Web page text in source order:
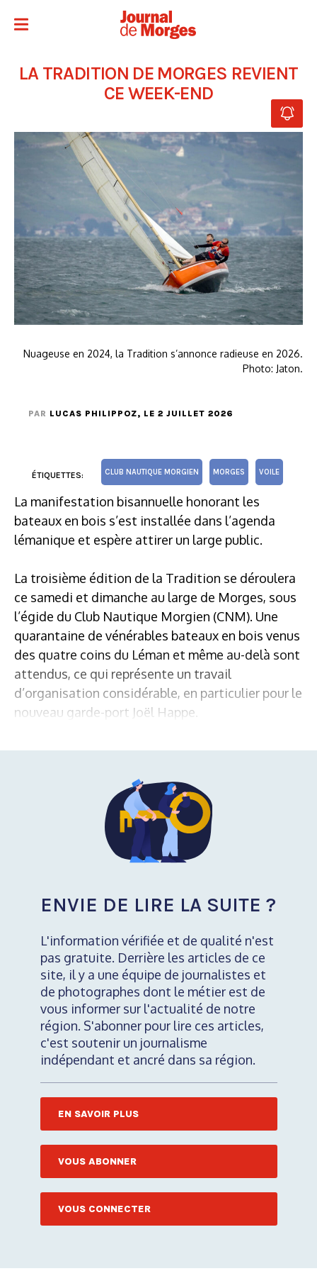
LA TRADITION DE MORGES REVIENT
CE WEEK-END
Nuageuse en 2024, la Tradition s’annonce radieuse en 2026.
Photo: Jaton.
PAR LUCAS PHILIPPOZ, LE 2 JUILLET 2026
ÉTIQUETTES: CLUB NAUTIQUE MORGIEN MORGES VOILE
La manifestation bisannuelle honorant les
bateaux en bois s’est installée dans l’agenda
lémanique et espère attirer un large public.
La troisième édition de la Tradition se déroulera
ce samedi et dimanche au large de Morges, sous
l’égide du Club Nautique Morgien (CNM). Une
quarantaine de vénérables bateaux en bois venus
des quatre coins du Léman et même au-delà sont
attendus, ce qui représente un travail
d’organisation considérable, en particulier pour le
nouveau garde-port Joël Happe.
ENVIE DE LIRE LA SUITE ?
L'information vérifiée et de qualité n'est
pas gratuite. Derrière les articles de ce
site, il y a une équipe de journalistes et
de photographes dont le métier est de
vous informer sur l'actualité de notre
région. S'abonner pour lire ces articles,
c'est soutenir un journalisme
indépendant et ancré dans sa région.
EN SAVOIR PLUS
VOUS ABONNER
VOUS CONNECTER